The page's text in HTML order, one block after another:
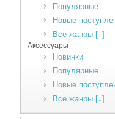
Популярные
Новые
Все жанры [↓]
Аксессуары
Новинки
Популярные
Новые
Все жанры [↓]